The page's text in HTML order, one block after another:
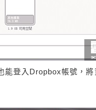
能登入Dropbox帳號，將